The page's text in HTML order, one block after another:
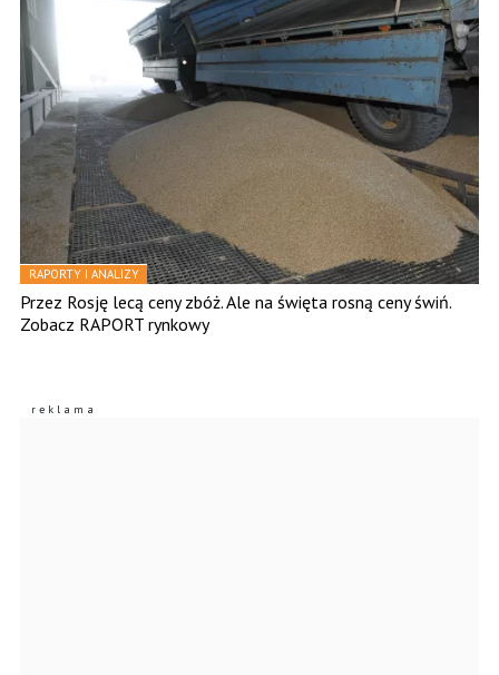
RAPORTY I ANALIZY
Przez Rosję lecą ceny zbóż. Ale na święta rosną ceny świń.
Zobacz RAPORT rynkowy